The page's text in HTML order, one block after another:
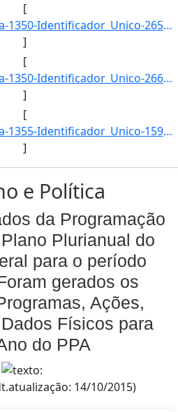
[
994: Ano-2011-Programa-1350-Identificador_Unico-2659-Descricao-Taxa_de_Jovens_e_Adultos_das_Areas_de_Refo]
]
[
995: Ano-2011-Programa-1350-Identificador_Unico-2660-Descricao-Taxa_de_Jovens_e_Adultos_das_Areas_de_Refo]
]
[
996: Ano-2011-Programa-1355-Identificador_Unico-159-Descricao-Evolucao_da_Demanda-Unidade_Medida-percentu]
]
e Política
da Programação
Plurianual do
para o período
gerados os
Ações,
Físicos para
do PPA
14/10/2015)